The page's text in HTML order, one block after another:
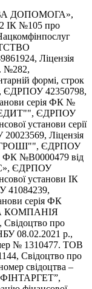
ДОПОМОГА»,
ІК №105 про
Ліцензія
№282,
формі, строк
ЄДРПОУ 42350798,
серія ФК №
ЄДРПОУ
установи серії
Ліцензія
ГРОШІ"", ЄДРПОУ
ФК №В0000479 від
ЄДРПОУ
установи ІК
серія ФК
КОМПАНІЯ
про
08.02.2021 р.,
№ 1310477. ТОВ
Свідоцтво про
свідоцтва –